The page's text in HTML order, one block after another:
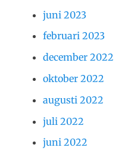
juni 2023
februari 2023
december 2022
oktober 2022
augusti 2022
juli 2022
juni 2022